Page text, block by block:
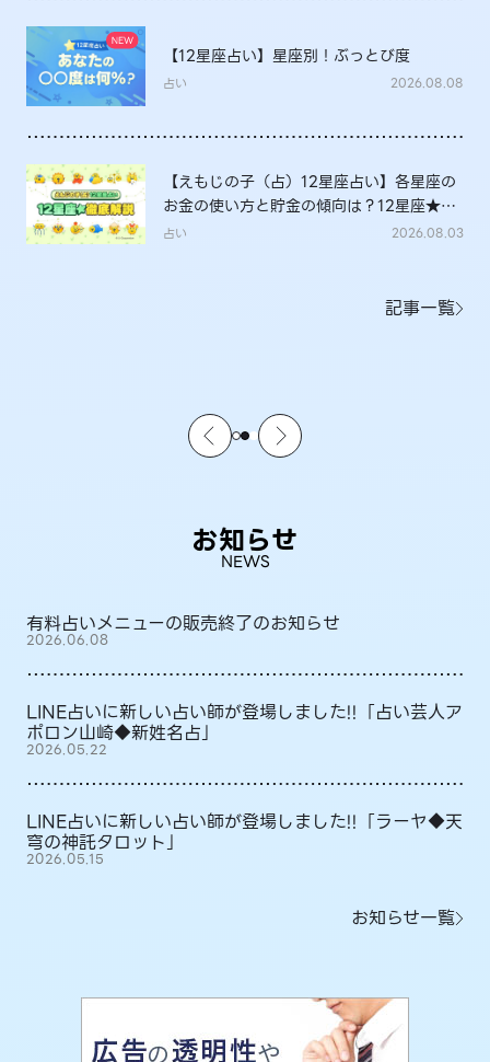
【12星座占い】星座別！ぶっとび度
占い 2026.08.08
【えもじの子（占）12星座占い】各星座の
お金の使い方と貯金の傾向は？12星座★徹
底解説
占い 2026.08.03
記事一覧
お知らせ
NEWS
有料占いメニューの販売終了のお知らせ
2026.06.08
LINE占いに新しい占い師が登場しました!!「占い芸人ア
ポロン山崎◆新姓名占」
2026.05.22
LINE占いに新しい占い師が登場しました!!「ラーヤ◆天
穹の神託タロット」
2026.05.15
お知らせ一覧